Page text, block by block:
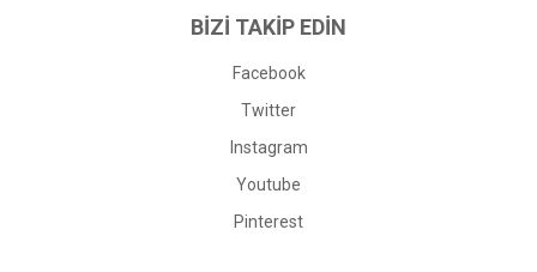
BİZİ TAKİP EDİN
Facebook
Twitter
Instagram
Youtube
Pinterest